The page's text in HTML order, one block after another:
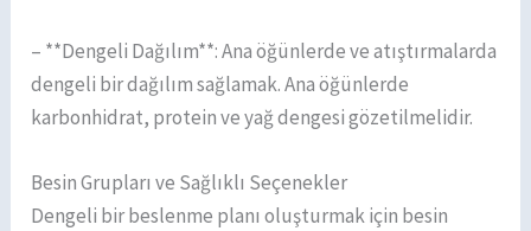
– **Dengeli Dağılım**: Ana öğünlerde ve atıştırmalarda
dengeli bir dağılım sağlamak. Ana öğünlerde
karbonhidrat, protein ve yağ dengesi gözetilmelidir.
Besin Grupları ve Sağlıklı Seçenekler
Dengeli bir beslenme planı oluşturmak için besin